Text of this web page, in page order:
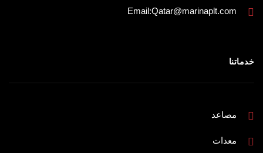
Email:Qatar@marinaplt.com
خدماتنا
مصاعد
معدات